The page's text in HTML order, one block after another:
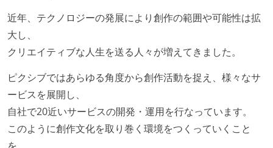
職業安定法に対応する記載事項
フレックスタイム制の所定労働時間：1日平均8時間相
当
休日制度：完全週休2日制（土日祝休み）
試用期間：あり（3ヶ月間）
社会保険：各種社会保険完備（雇用・労災・健康・厚
生年金）
近年、テクノロジーの発展により創作の範囲や可能性は拡
大し、
クリエイティブな人生を送る人々が増えてきました。
ピクシブではあらゆる角度から創作活動を捉え、様々なサ
ービスを展開し、
自社で20近いサービスの開発・運用を行なっています。
このように創作文化を取り巻く環境をつくっていくこと